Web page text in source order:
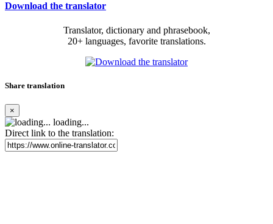
Download the translator
Translator, dictionary and phrasebook,
20+ languages, favorite translations.
Share translation
×
loading...
Direct link to the translation: